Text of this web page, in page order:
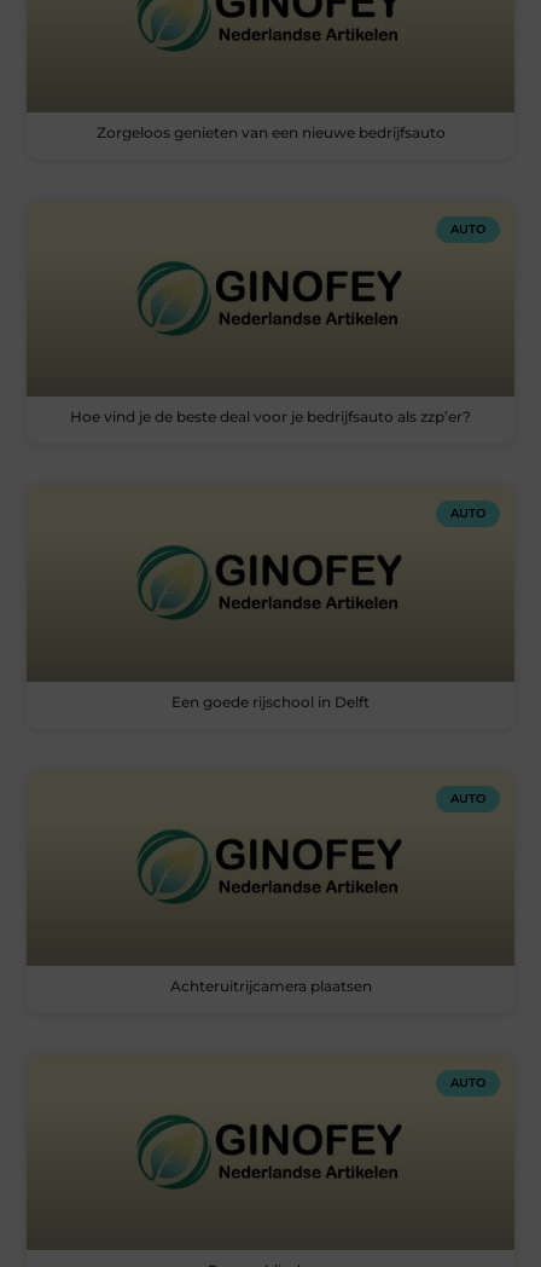
Zorgeloos genieten van een nieuwe bedrijfsauto
AUTO
Hoe vind je de beste deal voor je bedrijfsauto als zzp’er?
AUTO
Een goede rijschool in Delft
AUTO
Achteruitrijcamera plaatsen
AUTO